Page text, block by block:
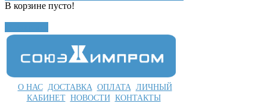
В корзине пусто!
О НАС ДОСТАВКА ОПЛАТА ЛИЧНЫЙ
КАБИНЕТ НОВОСТИ КОНТАКТЫ